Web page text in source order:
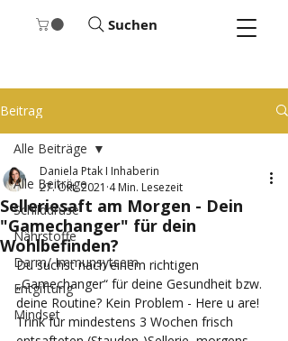
Suchen
Beitrag
Alle Beiträge
Schilddrüse
Nährstoffe
Darm/ Immunsytsem
Entgiftung
Mindset
Alle Beiträge
Selleriesaft am Morgen - Dein
"Gamechanger" für dein
Wohlbefinden?
Daniela Ptak I Inhaberin
27. Okt. 2021 4 Min. Lesezeit
Du suchst nach einem richtigen
„Gamechanger“ für deine Gesundheit bzw.
deine Routine? Kein Problem - Here u are!
Trink für mindestens 3 Wochen frisch